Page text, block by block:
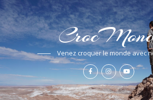
Venez croquer le monde avec